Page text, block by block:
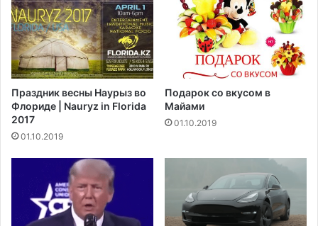
и
в
а
е
т
д
е
л
о
Т
ц
и
н
п
р
т
и
C
o
Праздник весны Наурыз во
Флориде | Nauryz in Florida
2017
01.10.2019
Подарок со вкусом в
Майами
01.10.2019